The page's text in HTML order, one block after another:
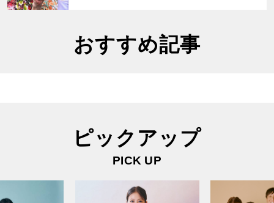
おすすめ記事
ピックアップ
PICK UP